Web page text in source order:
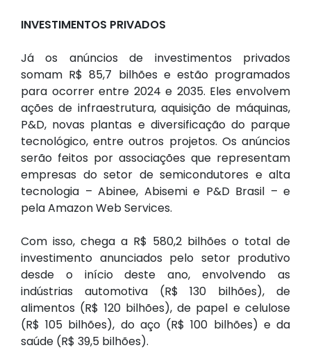
INVESTIMENTOS PRIVADOS
Já os anúncios de investimentos privados
somam R$ 85,7 bilhões e estão programados
para ocorrer entre 2024 e 2035. Eles envolvem
ações de infraestrutura, aquisição de máquinas,
P&D, novas plantas e diversificação do parque
tecnológico, entre outros projetos. Os anúncios
serão feitos por associações que representam
empresas do setor de semicondutores e alta
tecnologia – Abinee, Abisemi e P&D Brasil – e
pela Amazon Web Services.
Com isso, chega a R$ 580,2 bilhões o total de
investimento anunciados pelo setor produtivo
desde o início deste ano, envolvendo as
indústrias automotiva (R$ 130 bilhões), de
alimentos (R$ 120 bilhões), de papel e celulose
(R$ 105 bilhões), do aço (R$ 100 bilhões) e da
saúde (R$ 39,5 bilhões).